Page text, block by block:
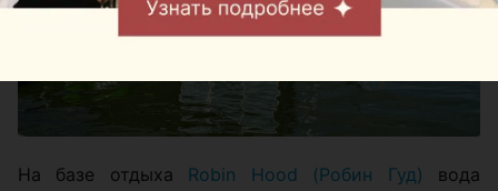
На базе отдыха Robin Hood (Робин Гуд) вода